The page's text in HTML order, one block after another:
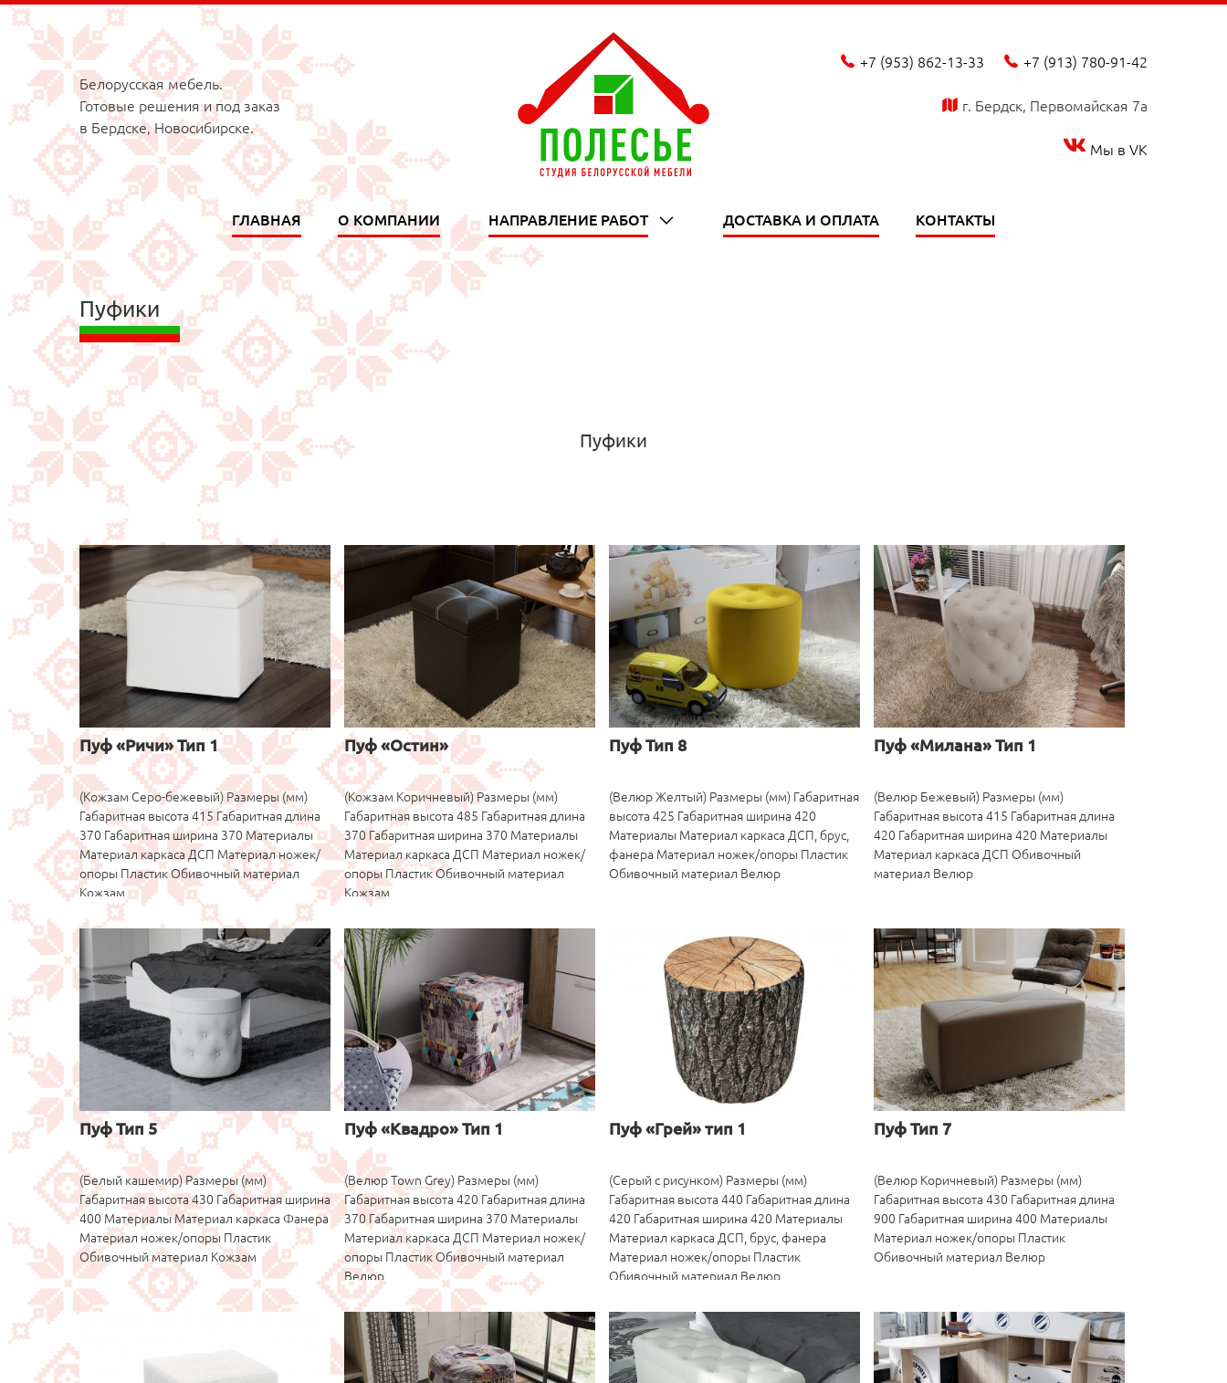
Белорусская мебель.
Готовые решения и под заказ
в Бердске, Новосибирске.
phone_fill +7 (953) 862-13-33 phone_fill +7 (913) 780-91-42
map_fill г. Бердск, Первомайская 7а
Мы в VK
ГЛАВНАЯ О КОМПАНИИ НАПРАВЛЕНИЕ РАБОТ chevron_down ДОСТАВКА И ОПЛАТА КОНТАКТЫ
Пуфики
Пуфики
Пуф «Ричи» Тип 1
(Кожзам Серо-бежевый) Размеры (мм)
Габаритная высота 415 Габаритная длина
370 Габаритная ширина 370 Материалы
Материал каркаса ДСП Материал ножек/
опоры Пластик Обивочный материал
Кожзам
Пуф «Остин»
(Кожзам Коричневый) Размеры (мм)
Габаритная высота 485 Габаритная длина
370 Габаритная ширина 370 Материалы
Материал каркаса ДСП Материал ножек/
опоры Пластик Обивочный материал
Кожзам
Пуф Тип 8
(Велюр Желтый) Размеры (мм) Габаритная
высота 425 Габаритная ширина 420
Материалы Материал каркаса ДСП, брус,
фанера Материал ножек/опоры Пластик
Обивочный материал Велюр
Пуф «Милана» Тип 1
(Велюр Бежевый) Размеры (мм)
Габаритная высота 415 Габаритная длина
420 Габаритная ширина 420 Материалы
Материал каркаса ДСП Обивочный
материал Велюр
Пуф Тип 5
(Белый кашемир) Размеры (мм)
Габаритная высота 430 Габаритная ширина
400 Материалы Материал каркаса Фанера
Материал ножек/опоры Пластик
Обивочный материал Кожзам
Пуф «Квадро» Тип 1
(Велюр Town Grey) Размеры (мм)
Габаритная высота 420 Габаритная длина
370 Габаритная ширина 370 Материалы
Материал каркаса ДСП Материал ножек/
опоры Пластик Обивочный материал
Велюр
Пуф «Грей» тип 1
(Серый с рисунком) Размеры (мм)
Габаритная высота 440 Габаритная длина
420 Габаритная ширина 420 Материалы
Материал каркаса ДСП, брус, фанера
Материал ножек/опоры Пластик
Обивочный материал Велюр
Пуф Тип 7
(Велюр Коричневый) Размеры (мм)
Габаритная высота 430 Габаритная длина
900 Габаритная ширина 400 Материалы
Материал ножек/опоры Пластик
Обивочный материал Велюр